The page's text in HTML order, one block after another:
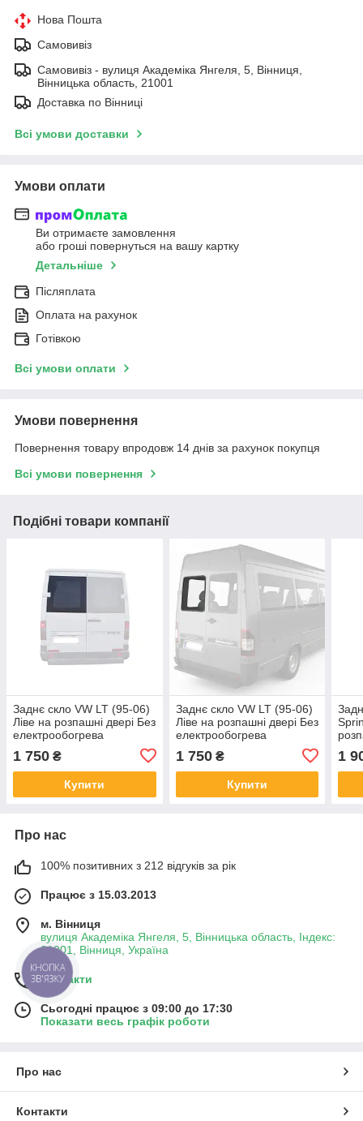
Нова Пошта
Самовивіз
Самовивіз - вулиця Академіка Янгеля, 5, Вінниця,
Вінницька область, 21001
Доставка по Вінниці
Всі умови доставки
Умови оплати
Ви отримаєте замовлення
або гроші повернуться на вашу картку
Детальніше
Післяплата
Оплата на рахунок
Готівкою
Всі умови оплати
Умови повернення
Повернення товару впродовж 14 днів за рахунок покупця
Всі умови повернення
Подібні товари компанії
Заднє скло VW LT (95-06)
Ліве на розпашні двері Без
електрообогрева
1 750 ₴
Купити
Заднє скло VW LT (95-06)
Ліве на розпашні двері Без
електрообогрева
1 750₴
Купити
1
Про нас
100% позитивних з 212 відгуків за рік
Працює з 15.03.2013
м. Вінниця
вулиця Академіка Янгеля, 5, Вінницька область, Індекс:
21001, Вінниця, Україна
Контакти
Сьогодні працює з 09:00 до 17:30
Показати весь графік роботи
Про нас
Контакти
КНОПКА
ЗВ'ЯЗКУ